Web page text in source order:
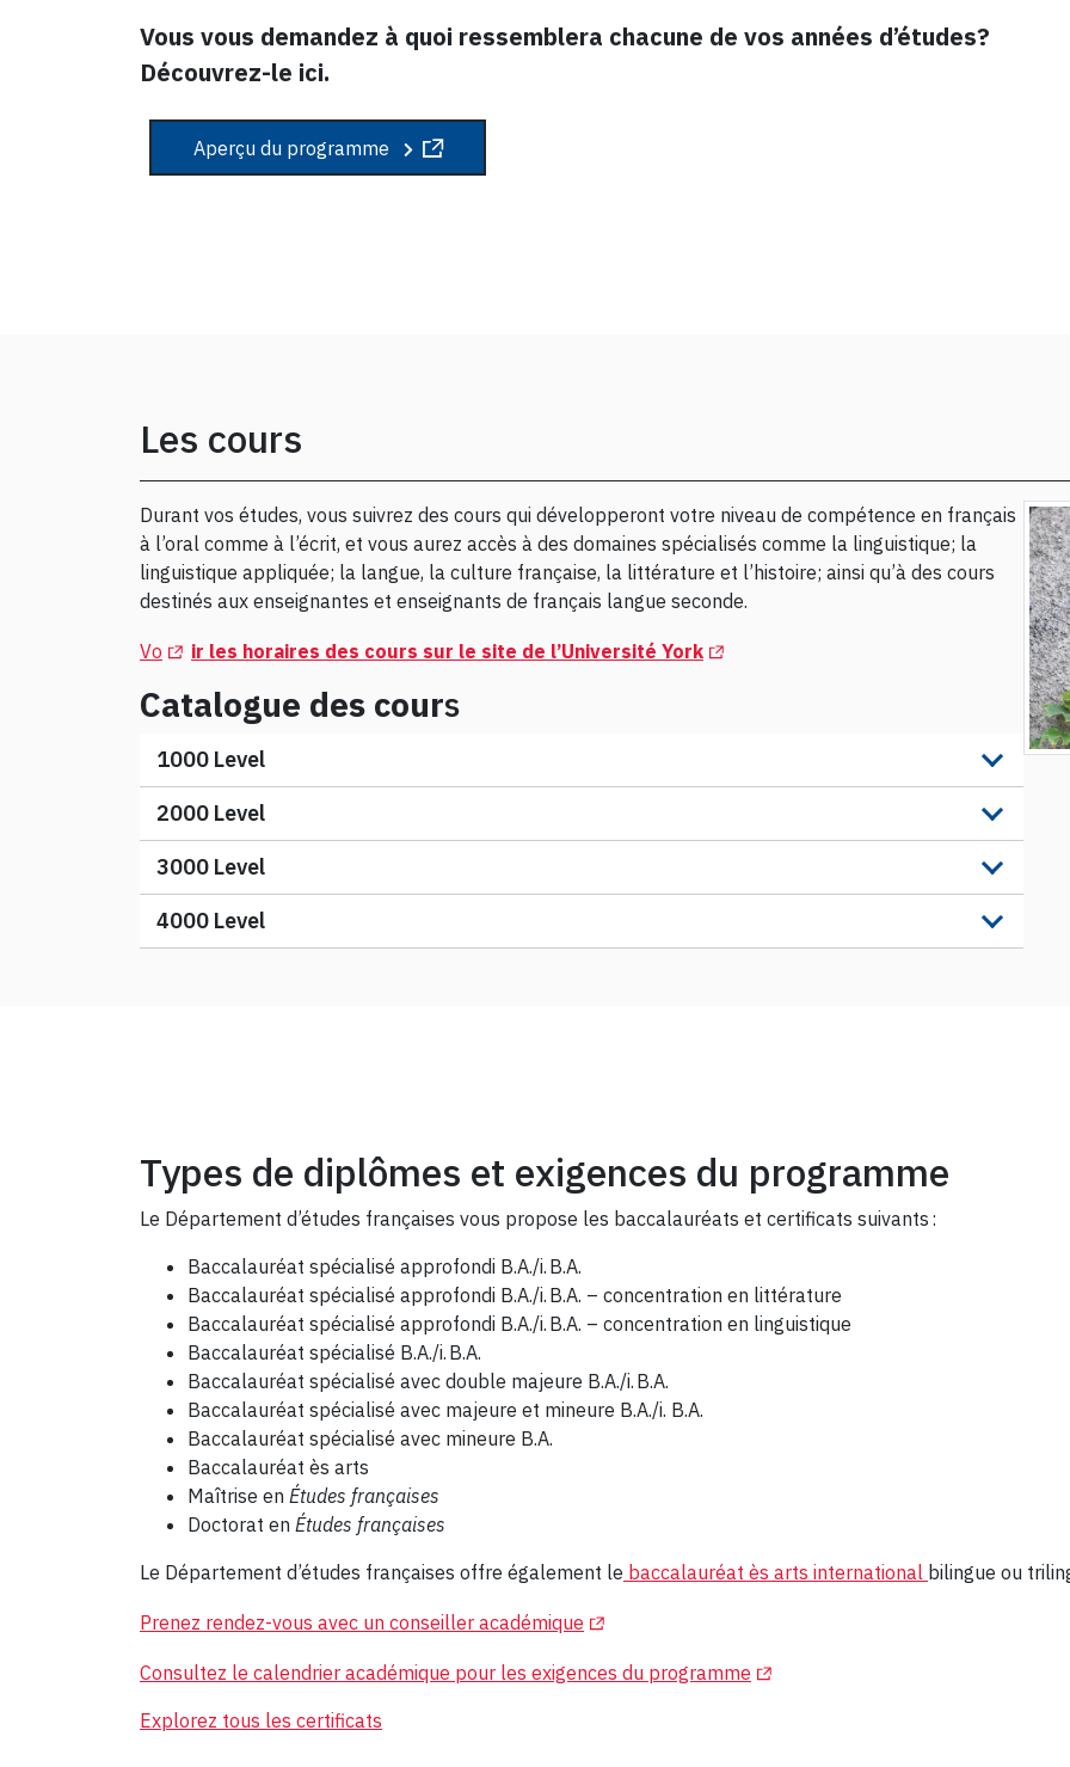
Vous vous demandez à quoi ressemblera chacune de vos années d’études?
Découvrez-le ici.
Aperçu du programme
Les cours
Durant vos études, vous suivrez des cours qui développeront votre niveau de compétence en français
à l’oral comme à l’écrit, et vous aurez accès à des domaines spécialisés comme la linguistique; la
linguistique appliquée; la langue, la culture française, la littérature et l’histoire; ainsi qu’à des cours
destinés aux enseignantes et enseignants de français langue seconde.
Vo (Opens in a new tab)
ir les horaires des cours sur le site de l’Université York(Opens in a new tab)
Catalogue des cours
1000 Level
2000 Level
3000 Level
4000 Level
Types de diplômes et exigences du programme
Le Département d’études françaises vous propose les baccalauréats et certificats suivants :
Baccalauréat spécialisé approfondi B.A./i. B.A.
Baccalauréat spécialisé approfondi B.A./i. B.A. – concentration en littérature
Baccalauréat spécialisé approfondi B.A./i. B.A. – concentration en linguistique
Baccalauréat spécialisé B.A./i. B.A.
Baccalauréat spécialisé avec double majeure B.A./i. B.A.
Baccalauréat spécialisé avec majeure et mineure B.A./i. B.A.
Baccalauréat spécialisé avec mineure B.A.
Baccalauréat ès arts
Maîtrise en Études françaises
Doctorat en Études françaises
Le Département d’études françaises offre également le baccalauréat ès arts international bilingue ou
Prenez rendez-vous avec un conseiller académique (Opens in a new tab)
Consultez le calendrier académique pour les exigences du programme (Opens in a new tab)
Explorez tous les certificats